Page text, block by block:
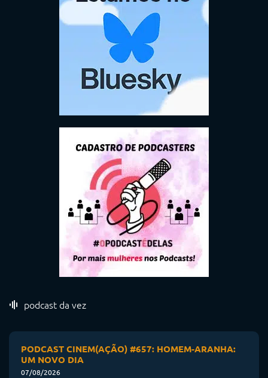
podcast da vez
PODCAST CINEM(AÇÃO) #657: HOMEM-ARANHA:
UM NOVO DIA
07/08/2026